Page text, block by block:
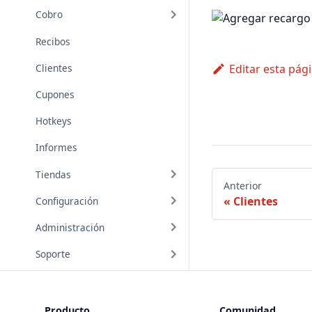
Cobro
Recibos
Clientes
Cupones
Hotkeys
Informes
Tiendas
Configuración
Administración
Soporte
Editar esta
Anterior
Clientes